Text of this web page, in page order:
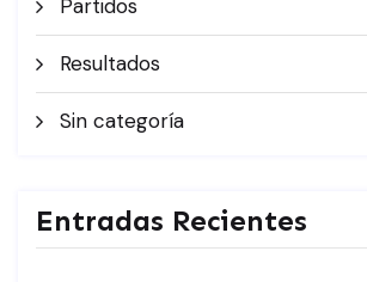
Partidos
Resultados
Sin categoría
Entradas Recientes